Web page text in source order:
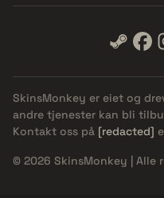
SkinsMonkey er eiet og
andre tjenester kan bli
Kontakt oss på [redacted]
© 2026 SkinsMonkey | Alle